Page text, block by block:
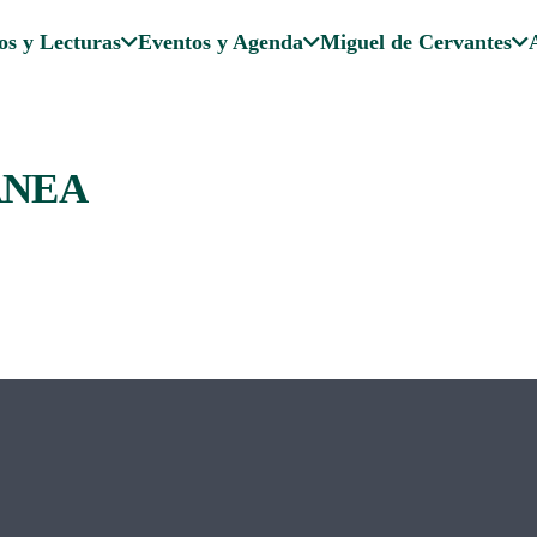
y Lecturas Eventos y Agenda Miguel de Cervantes